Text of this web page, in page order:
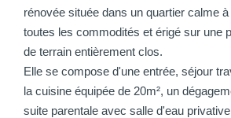
rénovée située dans un quartier calme
toutes les commodités et érigé sur une
de terrain entièrement clos.
Elle se compose d'une entrée, séjour
la cuisine équipée de 20m², un
suite parentale avec salle d'eau